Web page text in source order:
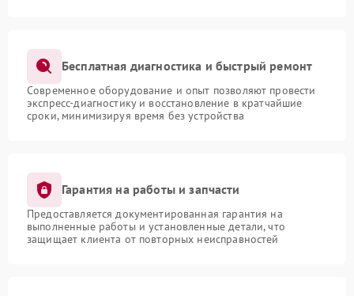
Бесплатная диагностика и быстрый ремонт
Современное оборудование и опыт позволяют провести
экспресс-диагностику и восстановление в кратчайшие
сроки, минимизируя время без устройства
Гарантия на работы и запчасти
Предоставляется документированная гарантия на
выполненные работы и установленные детали, что
защищает клиента от повторных неисправностей